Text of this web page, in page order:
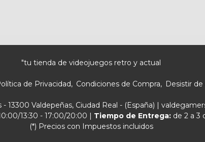
"tu tienda de videojuegos retro y actual
de Privacidad Condiciones de Compra Desistir
- 13300 Valdepeñas, Ciudad Real - (España) |
13:30 - 17:00/20:00 | Tiempo de Entrega: de 2 a 3
(*) Precios con Impuestos incluidos